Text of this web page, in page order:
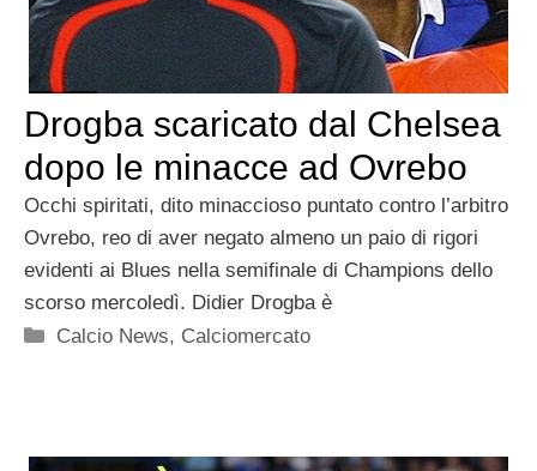
Drogba scaricato dal Chelsea
dopo le minacce ad Ovrebo
Occhi spiritati, dito minaccioso puntato contro l’arbitro
Ovrebo, reo di aver negato almeno un paio di rigori
evidenti ai Blues nella semifinale di Champions dello
scorso mercoledì. Didier Drogba è
Categorie
Calcio News, Calciomercato